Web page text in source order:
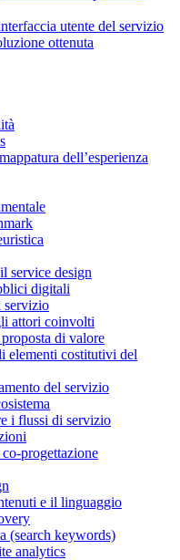
utente del servizio
ottenuta
dell’esperienza
service design
digitali
servizio
attori coinvolti
di valore
elementi costitutivi del
del servizio
i flussi di servizio
progettazione
e il linguaggio
(search keywords)
analytics